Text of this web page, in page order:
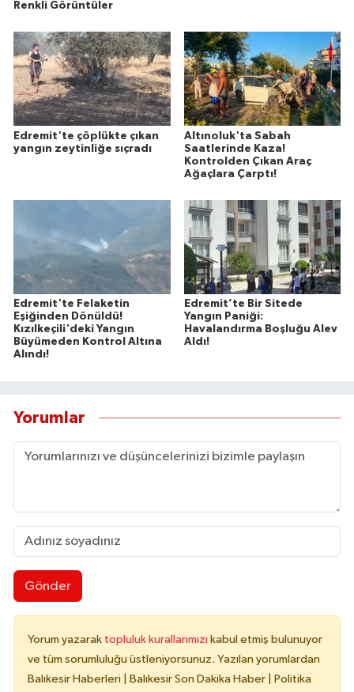
Renkli Görüntüler
Edremit'te çöplükte çıkan
yangın zeytinliğe sıçradı
Altınoluk'ta Sabah
Saatlerinde Kaza!
Kontrolden Çıkan Araç
Ağaçlara Çarptı!
Edremit'te Felaketin
Eşiğinden Dönüldü!
Kızılkeçili'deki Yangın
Büyümeden Kontrol Altına
Alındı!
Edremit’te Bir Sitede
Yangın Paniği:
Havalandırma Boşluğu Alev
Aldı!
Yorumlar
Gönder
Yorum yazarak topluluk kurallarımızı kabul etmiş bulunuyor
ve tüm sorumluluğu üstleniyorsunuz. Yazılan yorumlardan
Balıkesir Haberleri | Balıkesir Son Dakika Haber | Politika